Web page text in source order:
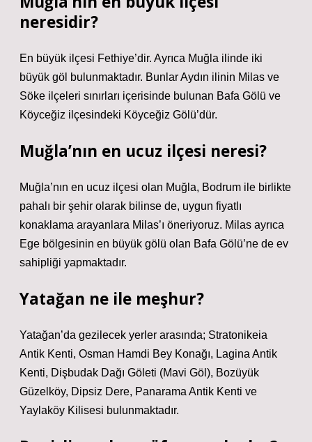
neresidir?
En büyük ilçesi Fethiye’dir. Ayrıca Muğla ilinde iki
büyük göl bulunmaktadır. Bunlar Aydın ilinin Milas ve
Söke ilçeleri sınırları içerisinde bulunan Bafa Gölü ve
Köyceğiz ilçesindeki Köyceğiz Gölü’dür.
Muğla’nın en ucuz ilçesi neresi?
Muğla’nın en ucuz ilçesi olan Muğla, Bodrum ile birlikte
pahalı bir şehir olarak bilinse de, uygun fiyatlı
konaklama arayanlara Milas’ı öneriyoruz. Milas ayrıca
Ege bölgesinin en büyük gölü olan Bafa Gölü’ne de ev
sahipliği yapmaktadır.
Yatağan ne ile meşhur?
Yatağan’da gezilecek yerler arasında; Stratonikeia
Antik Kenti, Osman Hamdi Bey Konağı, Lagina Antik
Kenti, Dişbudak Dağı Göleti (Mavi Göl), Bozüyük
Güzelköy, Dipsiz Dere, Panarama Antik Kenti ve
Yaylaköy Kilisesi bulunmaktadır.